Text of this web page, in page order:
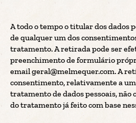
A todo o tempo o titular dos dados
de qualquer um dos
tratamento. A retirada pode ser
preenchimento de formulário
email geral@melmequer.com. A
consentimento, relativamente a
tratamento de dados pessoais,
do tratamento já feito com base